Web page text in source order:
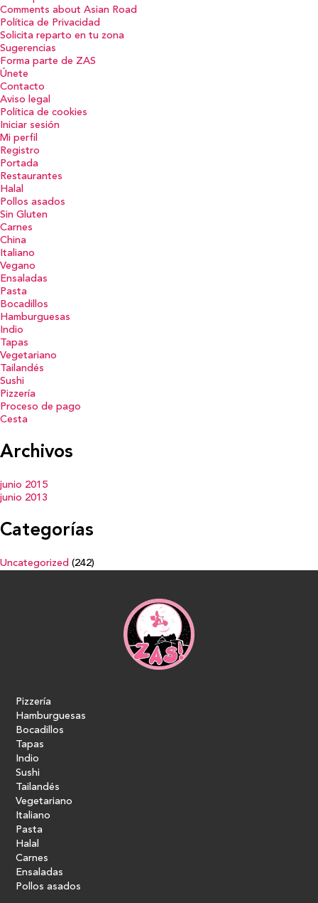
Comments about Asian Road
Política de Privacidad
Solicita reparto en tu zona
Sugerencias
Forma parte de ZAS
Únete
Contacto
Aviso legal
Política de cookies
Iniciar sesión
Mi perfil
Registro
Portada
Restaurantes
Halal
Pollos asados
Sin Gluten
Carnes
China
Italiano
Vegano
Ensaladas
Pasta
Bocadillos
Hamburguesas
Indio
Tapas
Vegetariano
Tailandés
Sushi
Pizzería
Proceso de pago
Cesta
Archivos
junio 2015
junio 2013
Categorías
Uncategorized (242)
Pizzería
Hamburguesas
Bocadillos
Tapas
Indio
Sushi
Tailandés
Vegetariano
Italiano
Pasta
Halal
Carnes
Ensaladas
Pollos asados